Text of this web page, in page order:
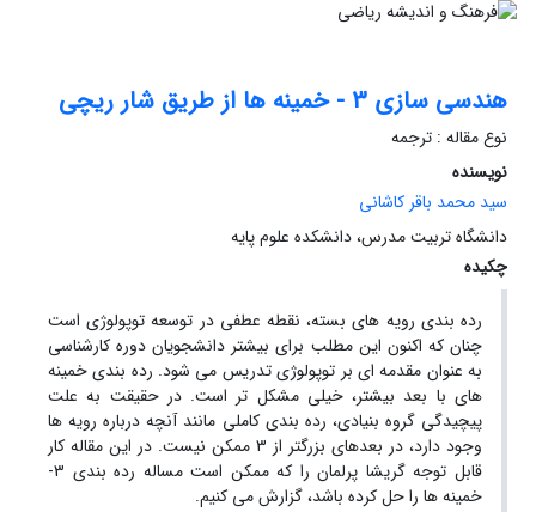
هندسی سازی 3 - خمینه ها از طریق شار ریچی
نوع مقاله : ترجمه
نویسنده
سید محمد باقر کاشانی
دانشگاه تربیت مدرس، دانشکده علوم پایه
چکیده
رده بندی رویه های بسته، نقطه عطفی در توسعه توپولوژی است
چنان که اکنون این مطلب برای بیشتر دانشجویان دوره کارشناسی
به عنوان مقدمه ای بر توپولوژی تدریس می شود. رده بندی خمینه
های با بعد بیشتر، خیلی مشکل تر است. در حقیقت به علت
پیچیدگی گروه بنیادی، رده بندی کاملی مانند آنچه درباره رویه ها
وجود دارد، در بعدهای بزرگتر از 3 ممکن نیست. در این مقاله کار
قابل توجه گریشا پرلمان را که ممکن است مساله رده بندی 3-
خمینه ها را حل کرده باشد، گزارش می کنیم.